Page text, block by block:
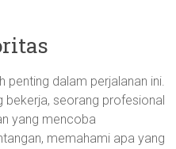
penting dalam perjalanan ini.
bekerja, seorang profesional
yang mencoba
memahami apa yang